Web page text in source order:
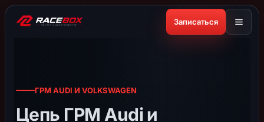
Записаться
ГРМ AUDI И VOLKSWAGEN
Цепь ГРМ Audi и